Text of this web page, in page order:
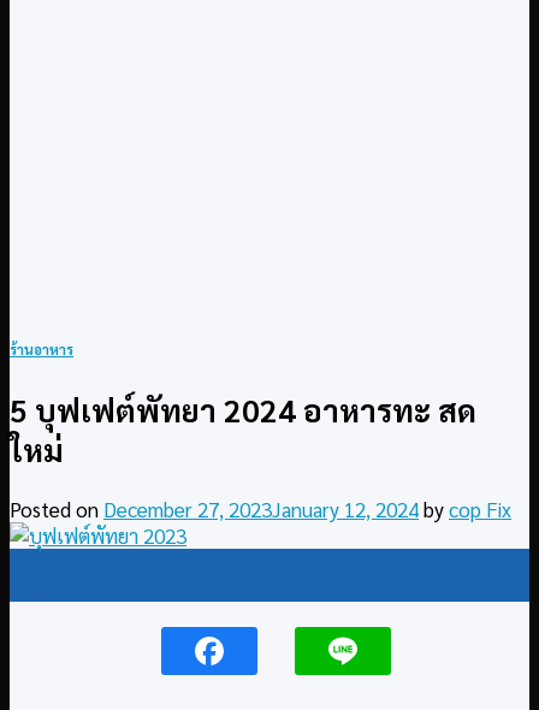
ร้านอาหาร
5 บุฟเฟต์พัทยา 2024 อาหารทะ สด
ใหม่
Posted on December 27, 2023January 12, 2024bycop Fix